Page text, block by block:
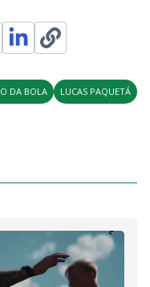
DA BOLA
LUCAS PAQUETÁ